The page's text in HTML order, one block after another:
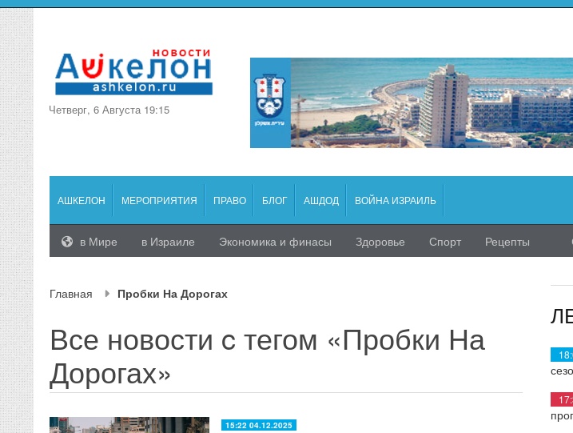
Четверг, 6 Августа 19:15
АШКЕЛОН МЕРОПРИЯТИЯ ПРАВО БЛОГ АШДОД ВОЙНА ИЗРАИЛЬ
в Мире в Израиле Экономика и финасы Здоровье Спорт Рецепты
Главная Пробки На Дорогах
Все новости c тегом «Пробки На
Дорогах»
15:22 04.12.2025